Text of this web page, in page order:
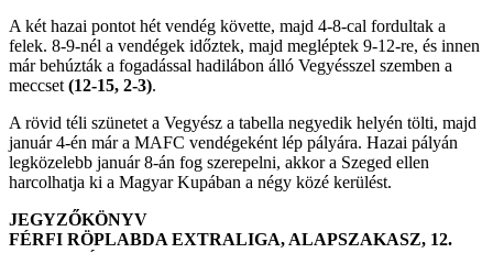
A két hazai pontot hét vendég követte, majd 4-8-cal fordultak a
felek. 8-9-nél a vendégek időztek, majd megléptek 9-12-re, és innen
már behúzták a fogadással hadilábon álló Vegyésszel szemben a
meccset (12-15, 2-3).
A rövid téli szünetet a Vegyész a tabella negyedik helyén tölti, majd
január 4-én már a MAFC vendégeként lép pályára. Hazai pályán
legközelebb január 8-án fog szerepelni, akkor a Szeged ellen
harcolhatja ki a Magyar Kupában a négy közé kerülést.
JEGYZŐKÖNYV
FÉRFI RÖPLABDA EXTRALIGA, ALAPSZAKASZ, 12.